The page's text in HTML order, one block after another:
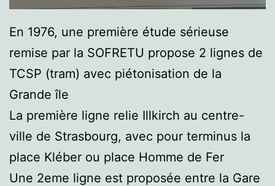
En 1976, une première étude sérieuse
remise par la SOFRETU propose 2 lignes de
TCSP (tram) avec piétonisation de la
Grande île
La première ligne relie Illkirch au centre-
ville de Strasbourg, avec pour terminus la
place Kléber ou place Homme de Fer
Une 2eme ligne est proposée entre la Gare